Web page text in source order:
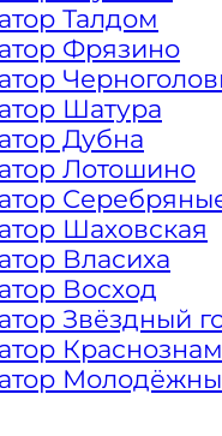
Москвы
–
Талдом
Фрязино
Шатура
Дубна
Лотошино
Шаховская
Власиха
Восход
Звёздный